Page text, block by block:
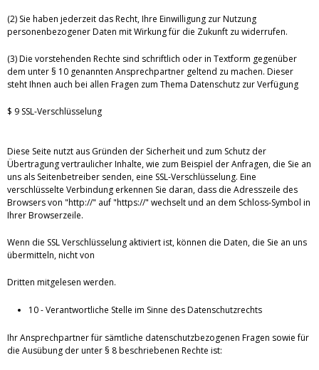
(2) Sie haben jederzeit das Recht, Ihre Einwilligung zur Nutzung
personenbezogener Daten mit Wirkung für die Zukunft zu widerrufen.
(3) Die vorstehenden Rechte sind schriftlich oder in Textform gegenüber
dem unter § 10 genannten Ansprechpartner geltend zu machen. Dieser
steht Ihnen auch bei allen Fragen zum Thema Datenschutz zur Verfügung
$ 9 SSL-Verschlüsselung
Diese Seite nutzt aus Gründen der Sicherheit und zum Schutz der
Übertragung vertraulicher Inhalte, wie zum Beispiel der Anfragen, die Sie an
uns als Seitenbetreiber senden, eine SSL-Verschlüsselung. Eine
verschlüsselte Verbindung erkennen Sie daran, dass die Adresszeile des
Browsers von "http://" auf "https://" wechselt und an dem Schloss-Symbol in
Ihrer Browserzeile.
Wenn die SSL Verschlüsselung aktiviert ist, können die Daten, die Sie an uns
übermitteln, nicht von
Dritten mitgelesen werden.
10 - Verantwortliche Stelle im Sinne des Datenschutzrechts
Ihr Ansprechpartner für sämtliche datenschutzbezogenen Fragen sowie für
die Ausübung der unter § 8 beschriebenen Rechte ist: